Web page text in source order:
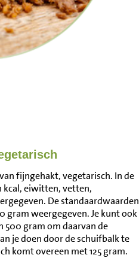
fijngehakt, vegetarisch. In de
kcal, eiwitten, vetten,
De standaardwaarden
gram weergegeven. Je kunt ook
500 gram om daarvan de
je doen door de schuifbalk te
komt overeen met 125 gram.